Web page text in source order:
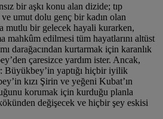
bir aşkı konu alan dizide; tıp
umut dolu genç bir kadın olan
mutlu bir gelecek hayali kurarken,
mahkûm edilmesi tüm hayatlarını altüst
darağacından kurtarmak için karanlık
çaresizce yardım ister. Ancak,
Büyükbey’in yaptığı hiçbir iyilik
kızı Şirin ve yeğeni Kubat’ın
korumak için kurduğu planla
değişecek ve hiçbir şey eskisi